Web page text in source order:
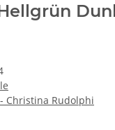
Christina Rudolphi